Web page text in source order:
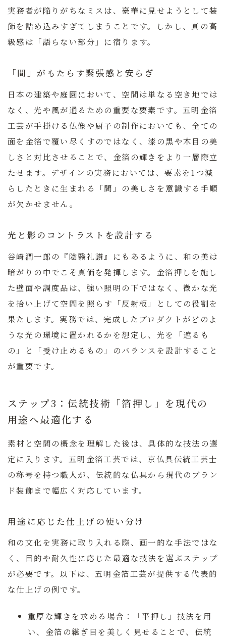
実務者が陥りがちなミスは、豪華に見せようとして装
飾を詰め込みすぎてしまうことです。しかし、真の高
級感は「語らない部分」に宿ります。
「間」がもたらす緊張感と安らぎ
日本の建築や庭園において、空間は単なる空き地では
なく、光や風が通るための重要な要素です。五明金箔
工芸が手掛ける仏像や厨子の制作においても、全ての
面を金箔で覆い尽くすのではなく、漆の黒や木目の美
しさと対比させることで、金箔の輝きをより一層際立
たせます。デザインの実務においては、要素を1つ減
らしたときに生まれる「間」の美しさを意識する手順
が欠かせません。
光と影のコントラストを設計する
谷崎潤一郎の『陰翳礼讃』にもあるように、和の美は
暗がりの中でこそ真価を発揮します。金箔押しを施し
た壁面や調度品は、強い照明の下ではなく、微かな光
を拾い上げて空間を照らす「反射板」としての役割を
果たします。実務では、完成したプロダクトがどのよ
うな光の環境に置かれるかを想定し、光を「遮るも
の」と「受け止めるもの」のバランスを設計すること
が重要です。
ステップ3：伝統技術「箔押し」を現代の
用途へ最適化する
素材と空間の概念を理解した後は、具体的な技法の選
定に入ります。五明金箔工芸では、京仏具伝統工芸士
の称号を持つ職人が、伝統的な仏具から現代のブラン
ド装飾まで幅広く対応しています。
用途に応じた仕上げの使い分け
和の文化を実務に取り入れる際、画一的な手法ではな
く、目的や耐久性に応じた最適な技法を選ぶステップ
が必要です。以下は、五明金箔工芸が提供する代表的
な仕上げの例です。
重厚な輝きを求める場合：
「平押し」技法を用
い、金箔の継ぎ目を美しく見せることで、伝統